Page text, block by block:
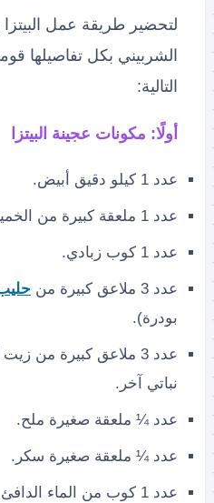
لتحضير طريقة عمل
الشربيني بكل تفاصيلها
التالية:
أولًا: مكونات عجينة البيتزا
عدد 1 كيلو دقيق أبيض.
عدد 1 ملعقة كبيرة من الخميرة الفورية.
عدد 1 كوب زبادي.
عدد 3 ملاعق كبيرة من
بودرة).
عدد 3 ملاعق كبيرة من
نباتي آخر.
عدد ¼ ملعقة صغيرة ملح.
عدد ¼ ملعقة صغيرة سكر.
عدد 1 كوب من الماء الدافئ للعجن.